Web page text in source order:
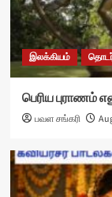
இலக்கியம்
பெரிய புராணம்
பவள சங்கரி